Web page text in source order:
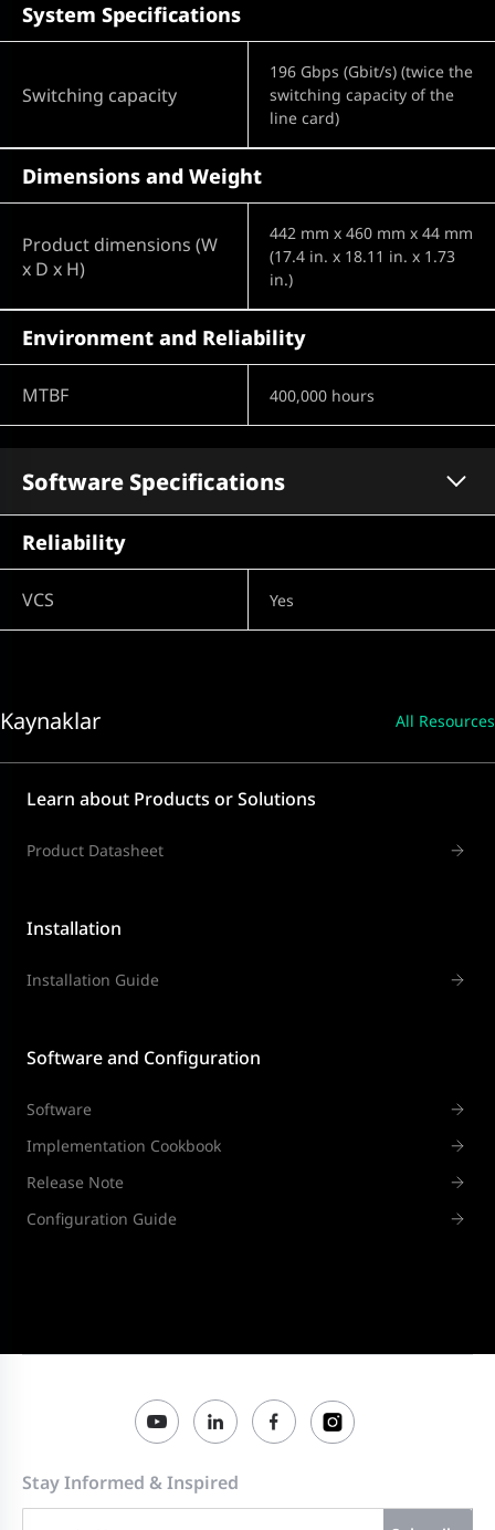
System Specifications
Switching capacity
196 Gbps (Gbit/s) (twice the
switching capacity of the
line card)
Dimensions and Weight
Product dimensions (W
x D x H)
442 mm x 460 mm x 44 mm
(17.4 in. x 18.11 in. x 1.73
in.)
Environment and Reliability
MTBF 400,000 hours
Software Specifications
Reliability
VCS Yes
Kaynaklar All Resources
Learn about Products or Solutions
Product Datasheet
Installation
Installation Guide
Software and Configuration
Software
Implementation Cookbook
Release Note
Configuration Guide
Stay Informed & Inspired